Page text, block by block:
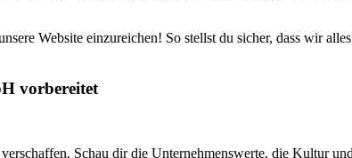
Website einzureichen! So stellst du sicher, dass wir
vorbereitet
Schau dir die Unternehmenswerte, die Kultur